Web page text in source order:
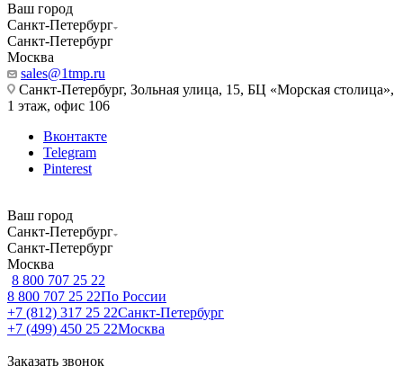
Ваш город
Санкт-Петербург
Санкт-Петербург
Москва
sales@1tmp.ru
Санкт-Петербург, Зольная улица, 15, БЦ «Морская столица»,
1 этаж, офис 106
Вконтакте
Telegram
Pinterest
Ваш город
Санкт-Петербург
Санкт-Петербург
Москва
8 800 707 25 22
8 800 707 25 22По России
+7 (812) 317 25 22Санкт-Петербург
+7 (499) 450 25 22Москва
Заказать звонок